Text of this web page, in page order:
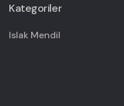
Kategoriler
Islak Mendil